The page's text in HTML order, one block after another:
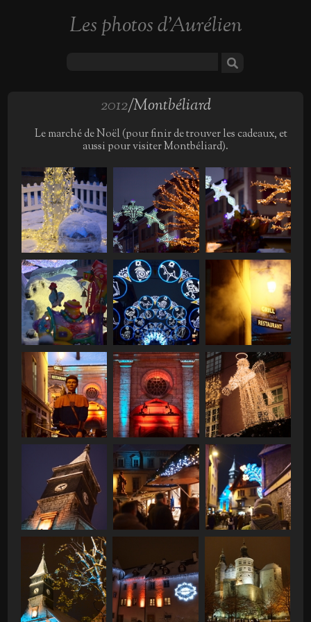
Les photos d'Aurélien
2012/Montbéliard
Le marché de Noël (pour finir de trouver les cadeaux, et
aussi pour visiter Montbéliard).